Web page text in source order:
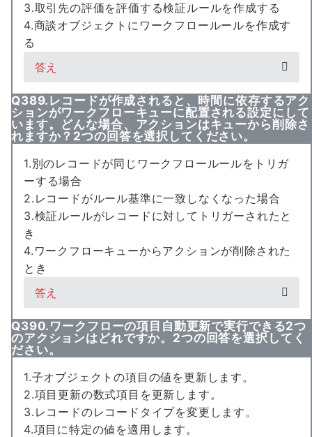
3.取引先の評価を評価する検証ルールを作成する
4.商談オブジェクトにワークフロールールを作成す
る
答え
Q389.レコードが作成されると、時間に依存するアク
ションがワークフローキューに配置される設定にして
います。どんな場合、アクションはキューから削除さ
れますか？2つの回答を選択してください。
1.別のレコードが同じワークフロールールをトリガ
ーする場合
2.レコードがルール基準に一致しなくなった場合
3.検証ルールがレコードに対してトリガーされたと
き
4.ワークフローキューからアクションが削除された
とき
答え
Q390.ワークフローの項目自動更新で実行できる2つ
のアクションはどれですか。2つの回答を選択してく
ださい。
1.子オブジェクトの項目の値を更新します。
2.項目更新の数式項目を更新します。
3.レコードのレコードタイプを変更します。
4.項目に特定の値を適用します。